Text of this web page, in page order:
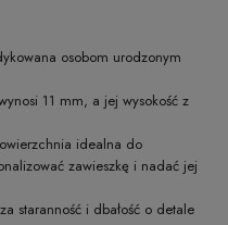
osobom urodzonym
11 mm, a jej wysokość z
idealna do
zawieszkę i nadać jej
staranność i dbałość o detale